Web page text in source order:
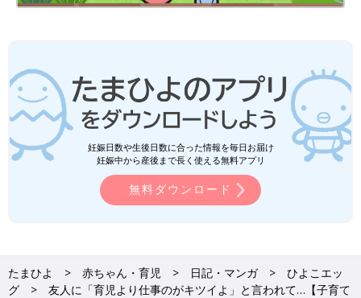
妊娠日数や生後日数に合った情報を毎日お届け
妊娠中から産後まで長く使える無料アプリ
無料ダウンロード
たまひよ 赤ちゃん・育児 日記・マンガ
ひよこエッ
グ
友人に「育児より仕事のがキツイよ」と言われて…【子育て